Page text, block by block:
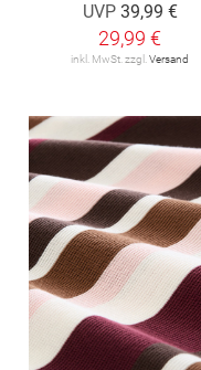
UVP 39,99 €
29,99 €
inkl. MwSt. zzgl.Versand